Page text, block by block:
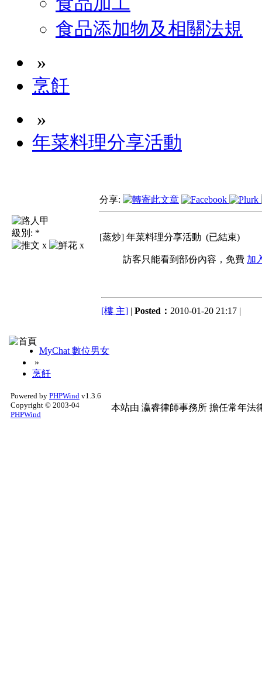
食品添加物及相關法規
»
烹飪
»
年菜料理分享活動
級別: *
x
x
分享:
[蒸炒] 年菜料理分享活動 (已結束)
訪客只能看到部份內容，免費 加
[樓 主] | Posted： 2010-01-20 21:17 |
MyChat 數位男女
»
烹飪
Powered by PHPWind v1.3.6
Copyright © 2003-04
PHPWind
本站由 瀛睿律師事務所 擔任常年法